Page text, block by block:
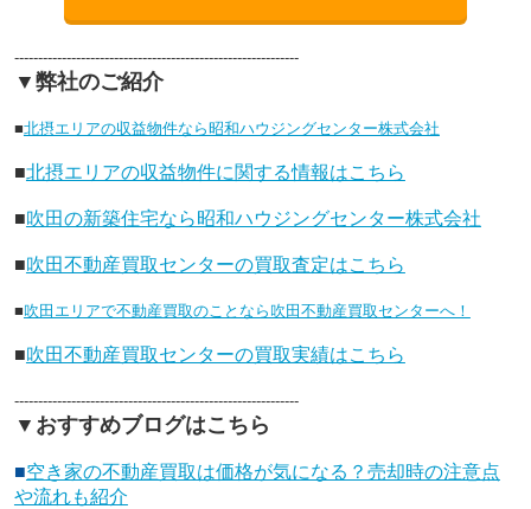
------------------------------------------------------------
▼弊社のご紹介
■北摂エリアの収益物件なら昭和ハウジングセンター株式会社
■北摂エリアの収益物件に関する情報はこちら
■吹田の新築住宅なら昭和ハウジングセンター株式会社
■吹田不動産買取センターの買取査定はこちら
■吹田エリアで不動産買取のことなら吹田不動産買取センターへ！
■吹田不動産買取センターの買取実績はこちら
------------------------------------------------------------
▼おすすめブログはこちら
■空き家の不動産買取は価格が気になる？売却時の注意点
や流れも紹介